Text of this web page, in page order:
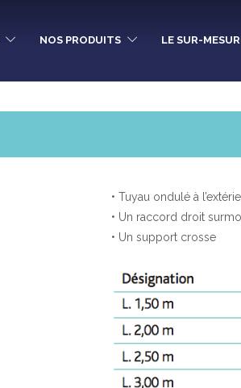
NOS PRODUITS LE SUR-
• Tuyau ondulé à
• Un raccord droit
• Un support crosse